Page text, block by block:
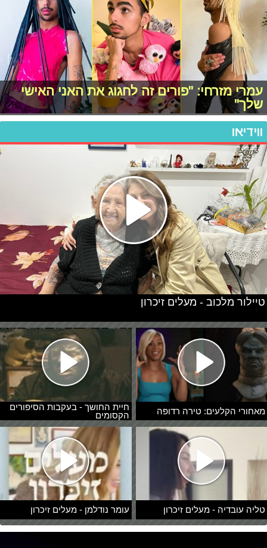
עמרי מזרחי: "פורים זה לחגוג את האני האישי
שלך"
ווידיאו
מאחורי הקלעים: טירה רדופה
חיית החושך - בעקבות הסיפורים
הקסומים
טליה עובדיה - מעלים זיכרון עומר נודלמן - מעלים זיכרון
טיילור מלכוב - מעלים זיכרון